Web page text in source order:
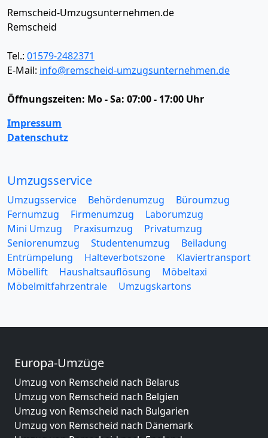
Remscheid-Umzugsunternehmen.de
Remscheid
Tel.: 01579-2482371
E-Mail: info@remscheid-umzugsunternehmen.de
Öffnungszeiten: Mo - Sa: 07:00 - 17:00 Uhr
Impressum
Datenschutz
Umzugsservice
Umzugsservice Behördenumzug
Büroumzug
Fernumzug
Firmenumzug
Laborumzug
Mini Umzug
Praxisumzug
Privatumzug
Seniorenumzug
Studentenumzug
Beiladung
Entrümpelung
Halteverbotszone
Klaviertransport
Möbellift
Haushaltsauflösung
Möbeltaxi
Möbelmitfahrzentrale
Umzugskartons
Europa-Umzüge
Umzug von Remscheid nach Belarus
Umzug von Remscheid nach Belgien
Umzug von Remscheid nach Bulgarien
Umzug von Remscheid nach Dänemark